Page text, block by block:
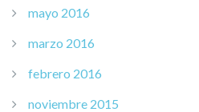
mayo 2016
marzo 2016
febrero 2016
noviembre 2015